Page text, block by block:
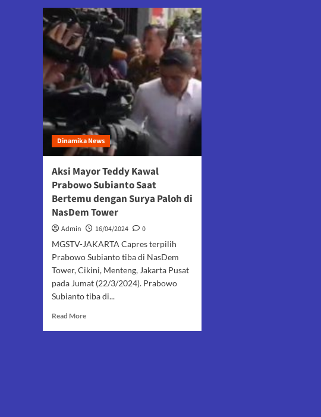
Dinamika News
Aksi Mayor Teddy Kawal
Prabowo Subianto Saat
Bertemu dengan Surya Paloh di
NasDem Tower
Admin 16/04/2024
0
MGSTV-JAKARTA Capres terpilih
Prabowo Subianto tiba di NasDem
Tower, Cikini, Menteng, Jakarta Pusat
pada Jumat (22/3/2024). Prabowo
Subianto tiba di...
Read MoreRead